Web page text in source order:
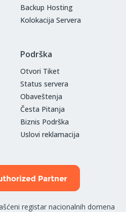
Backup Hosting
Kolokacija Servera
Podrška
Otvori Tiket
Status servera
Obaveštenja
Česta Pitanja
Biznis Podrška
Uslovi reklamacija
registar nacionalnih domena